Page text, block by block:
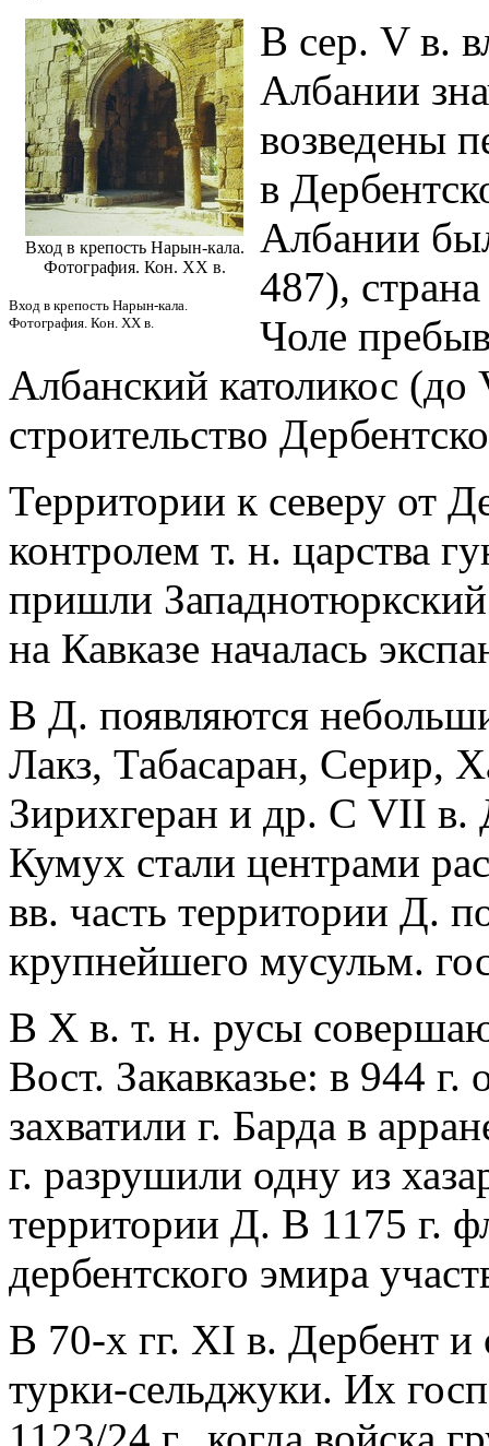
Вход в крепость Нарын-кала.
Фотография. Кон. ХХ в.
Вход в крепость Нарын-кала.
Фотография. Кон. ХХ в.
В сер. V в.
Албании
возведены
в
Албании
487),
Чоле
Албанский католикос
строительство
Территории к северу от
контролем т. н. царства
пришли
на Кавказе началась
В Д. появляются
Лакз, Табасаран, Серир,
Зирихгеран и др. С VII в.
Кумух стали центрами
вв. часть территории Д.
крупнейшего мусульм.
В X в. т. н. русы
Вост. Закавказье: в 944
захватили г. Барда в
г. разрушили одну из
территории Д. В 1175 г.
дербентского эмира
В 70-х гг. XI в. Дербент и
турки-сельджуки. Их